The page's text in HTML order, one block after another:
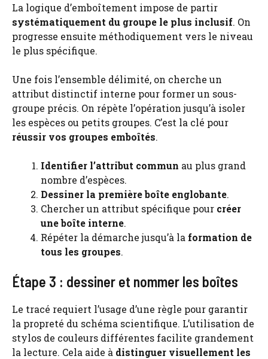
La logique d’emboîtement impose de partir
systématiquement du groupe le plus inclusif. On
progresse ensuite méthodiquement vers le niveau
le plus spécifique.
Une fois l’ensemble délimité, on cherche un
attribut distinctif interne pour former un sous-
groupe précis. On répète l’opération jusqu’à isoler
les espèces ou petits groupes. C’est la clé pour
réussir vos groupes emboîtés.
Identifier l’attribut commun au plus grand
nombre d’espèces.
Dessiner la première boîte englobante.
Chercher un attribut spécifique pour créer
une boîte interne.
Répéter la démarche jusqu’à la formation de
tous les groupes.
Étape 3 : dessiner et nommer les boîtes
Le tracé requiert l’usage d’une règle pour garantir
la propreté du schéma scientifique. L’utilisation de
stylos de couleurs différentes facilite grandement
la lecture. Cela aide à distinguer visuellement les